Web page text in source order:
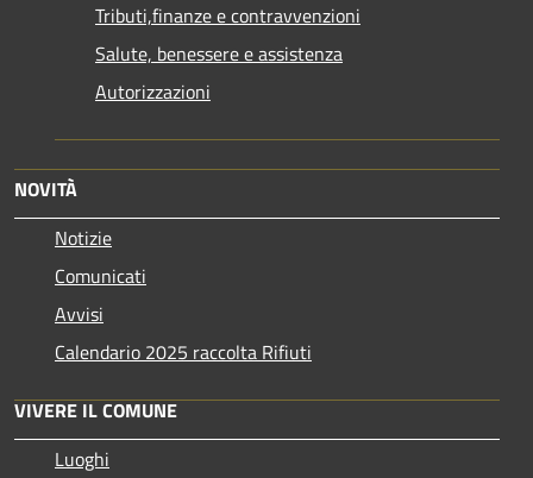
Tributi,finanze e contravvenzioni
Salute, benessere e assistenza
Autorizzazioni
NOVITÀ
Notizie
Comunicati
Avvisi
Calendario 2025 raccolta Rifiuti
VIVERE IL COMUNE
Luoghi